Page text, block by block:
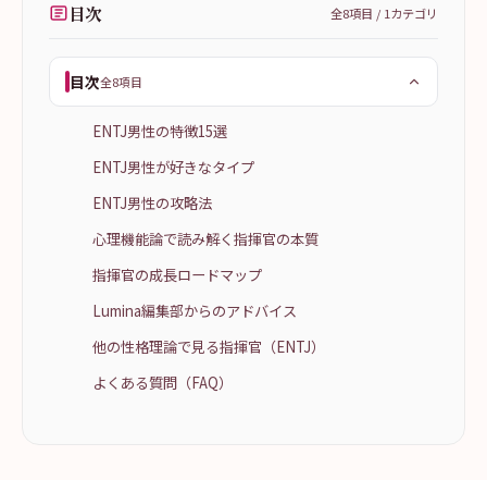
目次 全8項目 / 1カテゴリ
目次全8項目
ENTJ男性の特徴15選
ENTJ男性が好きなタイプ
ENTJ男性の攻略法
心理機能論で読み解く指揮官の本質
指揮官の成長ロードマップ
Lumina編集部からのアドバイス
他の性格理論で見る指揮官（ENTJ）
よくある質問（FAQ）